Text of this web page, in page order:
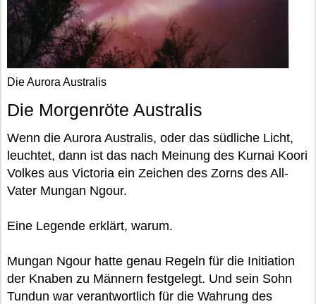
Die Aurora Australis
Die Morgenröte Australis
Wenn die Aurora Australis, oder das südliche Licht,
leuchtet, dann ist das nach Meinung des Kurnai Koori
Volkes aus Victoria ein Zeichen des Zorns des All-
Vater Mungan Ngour.
Eine Legende erklärt, warum.
Mungan Ngour hatte genau Regeln für die Initiation
der Knaben zu Männern festgelegt. Und sein Sohn
Tundun war verantwortlich für die Wahrung des